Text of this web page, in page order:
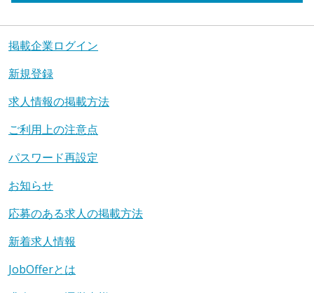
掲載企業ログイン
新規登録
求人情報の掲載方法
ご利用上の注意点
パスワード再設定
お知らせ
応募のある求人の掲載方法
新着求人情報
JobOfferとは